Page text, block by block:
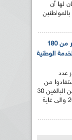
لها أن
تسوية وضعية أكثر من 180
الوطنية
عدد
من
تسوية الوضعية تجاه الخدمة الوطنية للمواطنين البالغين 30
سنة فما فوق منذ بدء العملية في مارس 2011 والى غاية